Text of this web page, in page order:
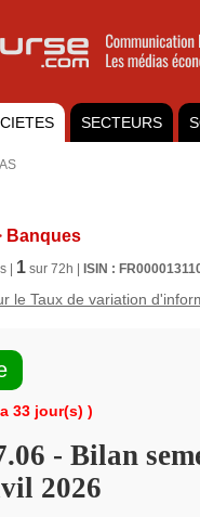
SECTEURS
Banques
| 1 sur 72h |
ISIN :
le Taux de variation
33 jour(s) )
- Bilan
2026